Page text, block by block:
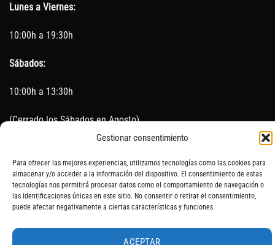
Gestionar consentimiento
Para ofrecer las mejores experiencias, utilizamos tecnologías como las cookies para
almacenar y/o acceder a la información del dispositivo. El consentimiento de estas
tecnologías nos permitirá procesar datos como el comportamiento de navegación o
las identificaciones únicas en este sitio. No consentir o retirar el consentimiento,
puede afectar negativamente a ciertas características y funciones.
ACEPTAR
Lunes a Viernes:
10:00h a 19:30h
Sábados:
10:00h a 13:30h
(Cerrado los Sábados en Agosto)
SOBRE NOSOTROS CONTACTO AVISO LEGAL BLOG